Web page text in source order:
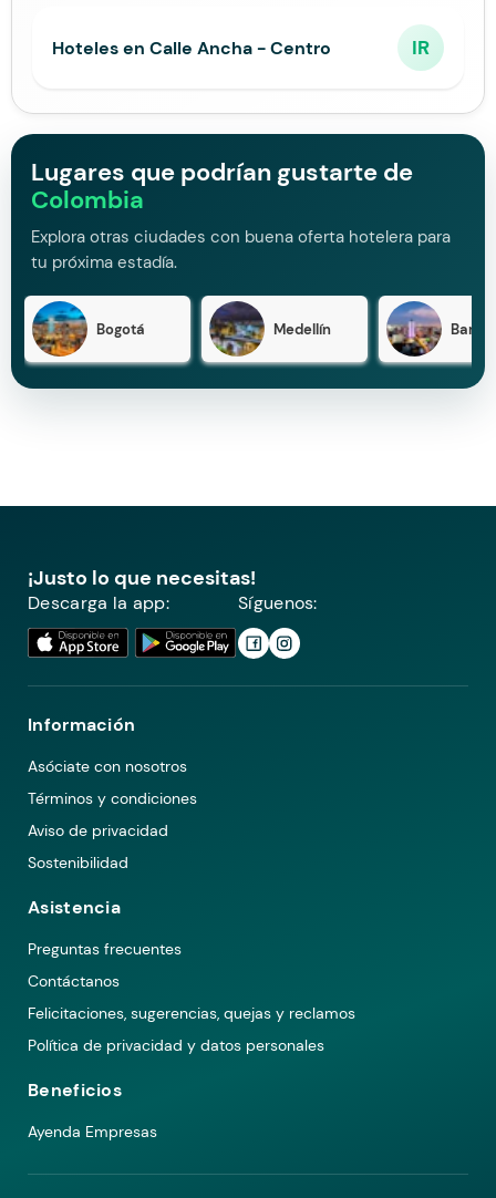
Hoteles en Calle Ancha - Centro IR
Lugares que podrían gustarte de
Colombia
Explora otras ciudades con buena oferta hotelera para
tu próxima estadía.
Bogotá Medellín
¡Justo lo que necesitas!
Descarga la app: Síguenos:
Información
Asóciate con nosotros
Términos y condiciones
Aviso de privacidad
Sostenibilidad
Asistencia
Preguntas frecuentes
Contáctanos
Felicitaciones, sugerencias, quejas y reclamos
Política de privacidad y datos personales
Beneficios
Ayenda Empresas